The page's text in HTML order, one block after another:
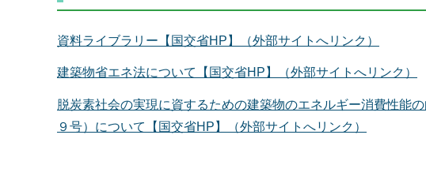
資料ライブラリー【国交省HP】（外部サイトへリンク）
建築物省エネ法について【国交省HP】（外部サイトへリンク）
脱炭素社会の実現に資するための建築物のエネルギー消費性能
９号）について【国交省HP】（外部サイトへリンク）